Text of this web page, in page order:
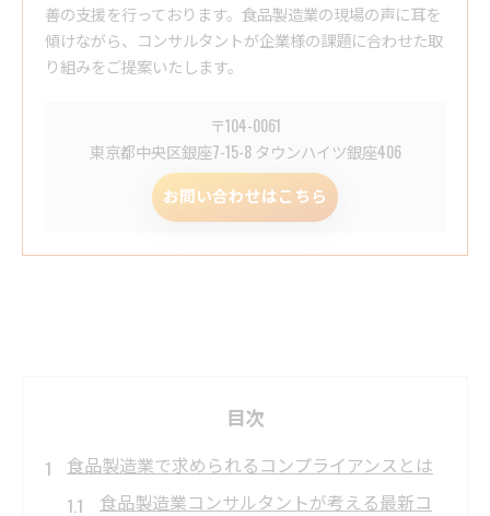
善の支援を行っております。食品製造業の現場の声に耳を
傾けながら、コンサルタントが企業様の課題に合わせた取
り組みをご提案いたします。
〒104-0061
東京都中央区銀座7-15-8 タウンハイツ銀座406
お問い合わせはこちら
目次
食品製造業で求められるコンプライアンスとは
食品製造業コンサルタントが考える最新コ